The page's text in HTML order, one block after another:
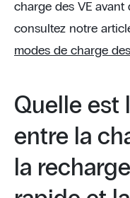
charge des VE avant
consultez notre
modes de charge
Quelle est
entre la
la